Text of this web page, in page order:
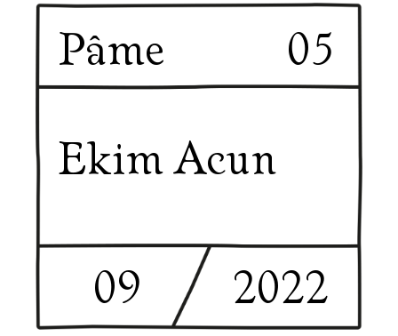
05
Pâme
Ekim Acun
09 2022